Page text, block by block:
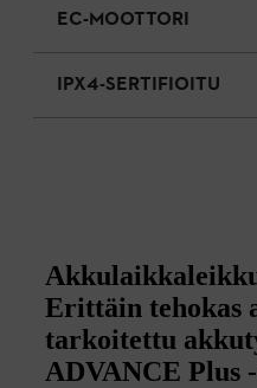
EC-MOOTTORI
IPX4-SERTIFIOITU
Erittäin tehokas
tarkoitettu
ADVANCE Plus